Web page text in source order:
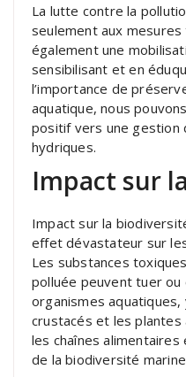
La lutte contre la
seulement aux
également une
sensibilisant et en
l’importance de
aquatique, nous
positif vers une gestion
hydriques.
Impact sur
Impact sur la
effet dévastateur sur
Les substances
polluée peuvent tuer ou
organismes
crustacés et les plantes
les chaînes
de la biodiversité